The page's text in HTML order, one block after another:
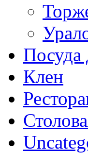
Посуда
Клен